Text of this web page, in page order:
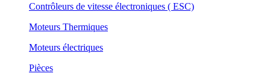
Contrôleurs de vitesse électroniques ( ESC)
Moteurs Thermiques
Moteurs électriques
Pièces